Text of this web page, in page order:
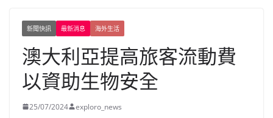
新聞快訊 最新消息 海外生活
澳大利亞提高旅客流動費
以資助生物安全
25/07/2024 exploro_news